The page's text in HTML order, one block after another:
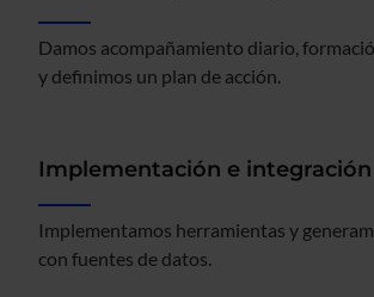
Damos acompañamiento diario,
y definimos un plan de acción.
Implementación e integración
Implementamos herramientas y
con fuentes de datos.